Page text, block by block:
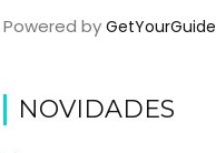
Powered by GetYourGuide
NOVIDADES